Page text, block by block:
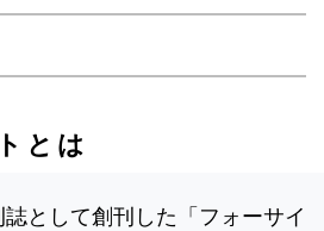
とは
として創刊した「フォーサイ